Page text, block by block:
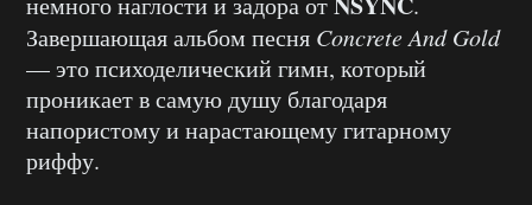
Завершающая альбом песня Concrete And Gold
— это психоделический гимн, который
проникает в самую душу благодаря
напористому и нарастающему гитарному
риффу.